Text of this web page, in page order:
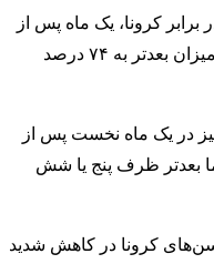
برابر کرونا، یک ماه پس از
دریافت دوز دوم، ۸۸ درصد بود اما این میزان بعدتر به ۷۴ درصد
در یک ماه نخست پس از
۷۷ درصد بود اما بعدتر ظرف پنج یا شش
کرونا در کاهش شدید